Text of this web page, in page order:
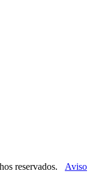
reservados. Aviso